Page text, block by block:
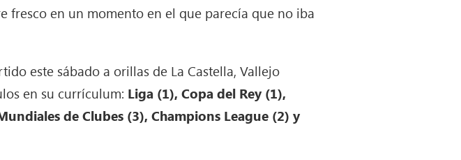
fresco en un momento en el que parecía que no iba
este sábado a orillas de La Castella, Vallejo
en su currículum: Liga (1), Copa del Rey (1),
de Clubes (3), Champions League (2) y